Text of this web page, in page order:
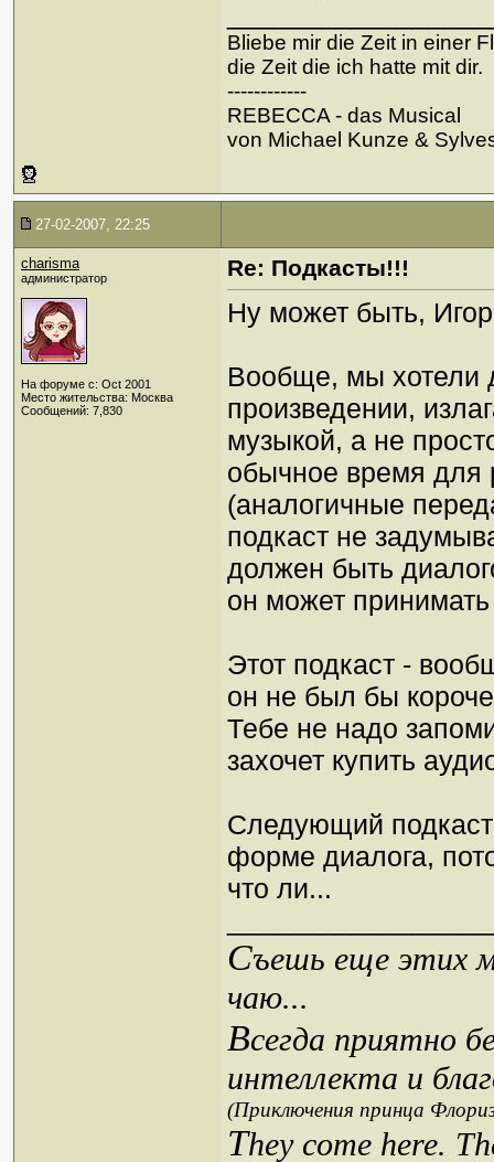
Bliebe mir die Zeit in einer
die Zeit die ich hatte mit dir.
------------
REBECCA - das Musical
von Michael Kunze &
27-02-2007, 22:25
charisma
администратор
На форуме с: Oct 2001
Место жительства: Москва
Сообщений: 7,830
Re: Подкасты!!!
Ну может быть,
Вообще, мы хотели
произведении,
музыкой, а не
обычное время для
(аналогичные
подкаст не
должен быть
он может
Этот подкаст -
он не был бы
Тебе не надо
захочет купить
Следующий
форме диалога,
что ли...
Съешь еще этих
чаю...
Всегда приятно
интеллекта и
(Приключения принца
They come here.